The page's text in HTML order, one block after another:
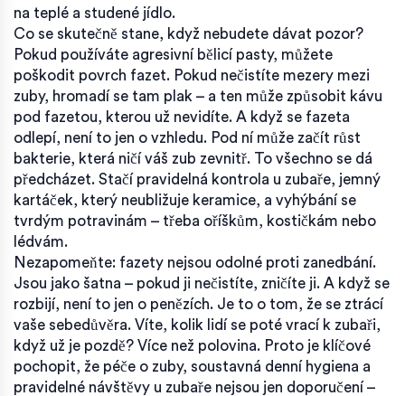
na teplé a studené jídlo.
Co se skutečně stane, když nebudete dávat pozor?
Pokud používáte agresivní bělicí pasty, můžete
poškodit povrch fazet. Pokud nečistíte mezery mezi
zuby, hromadí se tam plak – a ten může způsobit kávu
pod fazetou, kterou už nevidíte. A když se fazeta
odlepí, není to jen o vzhledu. Pod ní může začít růst
bakterie, která ničí váš zub zevnitř. To všechno se dá
předcházet. Stačí pravidelná kontrola u zubaře, jemný
kartáček, který neubližuje keramice, a vyhýbání se
tvrdým potravinám – třeba oříškům, kostičkám nebo
lédvám.
Nezapomeňte: fazety nejsou odolné proti zanedbání.
Jsou jako šatna – pokud ji nečistíte, zničíte ji. A když se
rozbijí, není to jen o penězích. Je to o tom, že se ztrácí
vaše sebedůvěra. Víte, kolik lidí se poté vrací k zubaři,
když už je pozdě? Více než polovina. Proto je klíčové
pochopit, že péče o zuby, soustavná denní hygiena a
pravidelné návštěvy u zubaře nejsou jen doporučení –